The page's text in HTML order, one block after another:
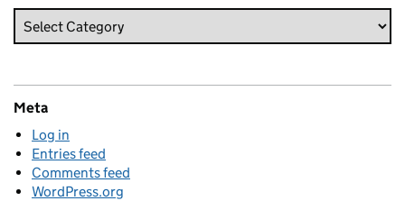
Meta
Log in
Entries feed
Comments feed
WordPress.org